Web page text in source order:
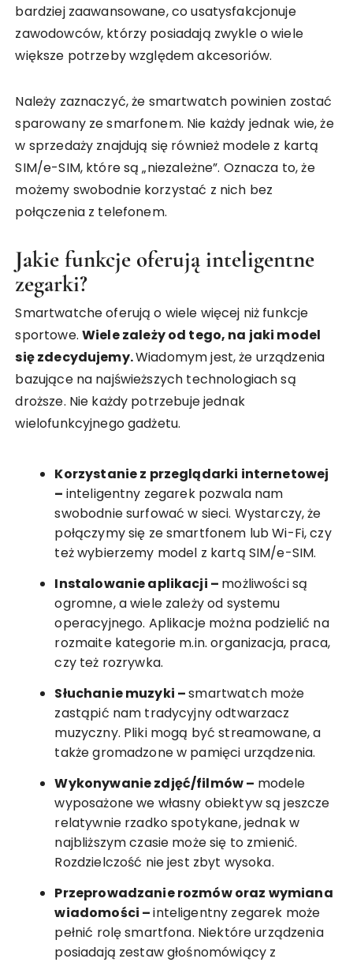
bardziej zaawansowane, co usatysfakcjonuje
zawodowców, którzy posiadają zwykle o wiele
większe potrzeby względem akcesoriów.
Należy zaznaczyć, że smartwatch powinien zostać
sparowany ze smarfonem. Nie każdy jednak wie, że
w sprzedaży znajdują się również modele z kartą
SIM/e-SIM, które są „niezależne”. Oznacza to, że
możemy swobodnie korzystać z nich bez
połączenia z telefonem.
Jakie funkcje oferują inteligentne
zegarki?
Smartwatche oferują o wiele więcej niż funkcje
sportowe. Wiele zależy od tego, na jaki model
się zdecydujemy.Wiadomym jest, że urządzenia
bazujące na najświeższych technologiach są
droższe. Nie każdy potrzebuje jednak
wielofunkcyjnego gadżetu.
Korzystanie z przeglądarki internetowej
– inteligentny zegarek pozwala nam
swobodnie surfować w sieci. Wystarczy, że
połączymy się ze smartfonem lub Wi-Fi, czy
też wybierzemy model z kartą SIM/e-SIM.
Instalowanie aplikacji – możliwości są
ogromne, a wiele zależy od systemu
operacyjnego. Aplikacje można podzielić na
rozmaite kategorie m.in. organizacja, praca,
czy też rozrywka.
Słuchanie muzyki –smartwatch może
zastąpić nam tradycyjny odtwarzacz
muzyczny. Pliki mogą być streamowane, a
także gromadzone w pamięci urządzenia.
Wykonywanie zdjęć/filmów – modele
wyposażone we własny obiektyw są jeszcze
relatywnie rzadko spotykane, jednak w
najbliższym czasie może się to zmienić.
Rozdzielczość nie jest zbyt wysoka.
Przeprowadzanie rozmów oraz wymiana
wiadomości –inteligentny zegarek może
pełnić rolę smartfona. Niektóre urządzenia
posiadają zestaw głośnomówiący z